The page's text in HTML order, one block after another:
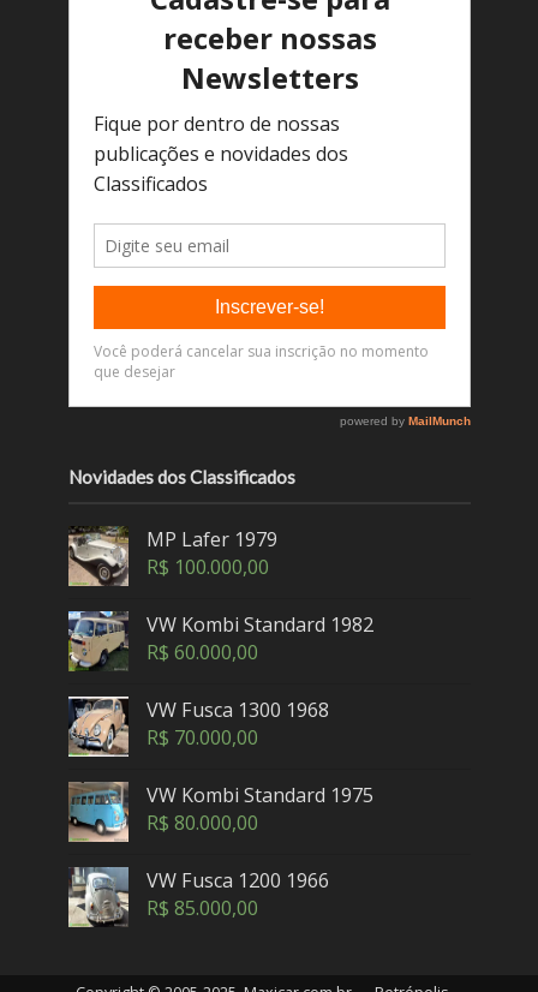
Novidades dos Classificados
MP Lafer 1979
R$ 100.000,00
VW Kombi Standard 1982
R$ 60.000,00
VW Fusca 1300 1968
R$ 70.000,00
VW Kombi Standard 1975
R$ 80.000,00
VW Fusca 1200 1966
R$ 85.000,00